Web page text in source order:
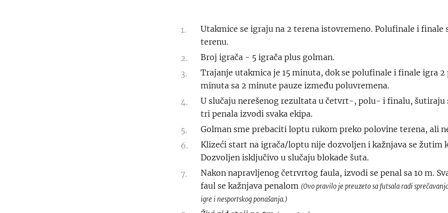
Utakmice se igraju na 2 terena istovremeno. Polufinale i finale
terenu.
Broj igrača - 5 igrača plus golman.
Trajanje utakmica je 15 minuta, dok se polufinale i finale igra 2
minuta sa 2 minute pauze između poluvremena.
U slučaju nerešenog rezultata u četvrt-, polu- i finalu, šutiraju
tri penala izvodi svaka ekipa.
Golman sme prebaciti loptu rukom preko polovine terena, ali
Klizeći start na igrača/loptu nije dozvoljen i kažnjava se žutim
Dozvoljen isključivo u slučaju blokade šuta.
Nakon napravljenog četrvrtog faula, izvodi se penal sa 10 m.
faul se kažnjava penalom (Ovo pravilo je preuzeto sa futsala radi
igre i nesportskog ponašanja.)